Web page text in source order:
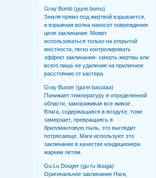
Gray Bomb (gurei bomu)
Земля прямо под жертвой взрывается,
и взрывная волна наносит повреждения
цели заклинания. Может
использоваться только на открытой
местности, легко контролировать
эффект заклинания- смерть жертвы или
всего лишь ее удаление на приличное
расстояние от кастера.
Gray Buster (gurei basutaa)
Понижает температуру в определенной
области, замораживая все живое .
Влага, содержащаяся в воздухе, тоже
замерзает, превращаясь в
бриллиантовую пыль, это выглядит
потрясающе. Маги используют это
заклинание в качестве кондиционера
жарким летом.
Gu Lu Douger (gu ru duuga)
Оригинальное заклинание Наги,